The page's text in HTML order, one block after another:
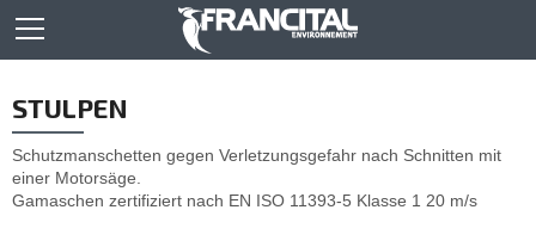
STULPEN
Schutzmanschetten gegen Verletzungsgefahr nach Schnitten mit
einer Motorsäge.
Gamaschen zertifiziert nach EN ISO 11393-5 Klasse 1 20 m/s